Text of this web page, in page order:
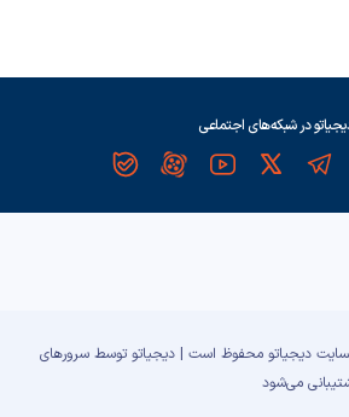
در شبکه‌های اجتماعی
دیجیاتو محفوظ است | دیجیاتو توسط سرورهای
می‌شود